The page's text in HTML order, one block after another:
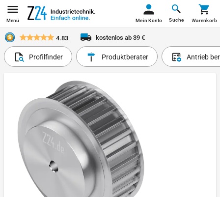
Menü Suche
Mein Konto Warenkorb
4.83 kostenlos ab 39 €
Profilfinder Produktberater Antrieb